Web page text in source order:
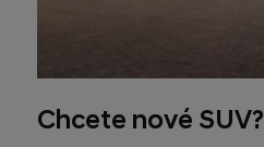
Chcete nové SUV?